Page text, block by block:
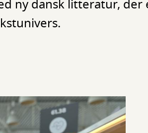
ny dansk litteratur,